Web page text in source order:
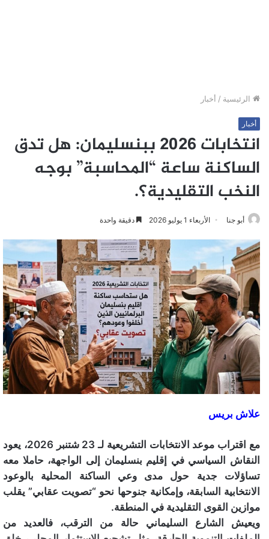
الرئيسية / أخبار
أخبار
انتخابات 2026 ببنسليمان: هل تدق
الساكنة ساعة “المحاسبة” بوجه
النخب التقليدية؟.
أبو جنا الأربعاء 1 يوليو 2026 دقيقة واحدة
علاش بريس
مع اقتراب موعد الانتخابات التشريعية لـ 23 شتنبر 2026، يعود
النقاش السياسي في إقليم بنسليمان إلى الواجهة، حاملا معه
تساؤلات جدية حول مدى وعي الساكنة المحلية بالوعود
الانتخابية السابقة، وإمكانية جنوحها نحو “تصويت عقابي” يقلب
موازين القوى التقليدية في المنطقة.
ويعيش الشارع السليماني حالة من الترقب، فالعديد من